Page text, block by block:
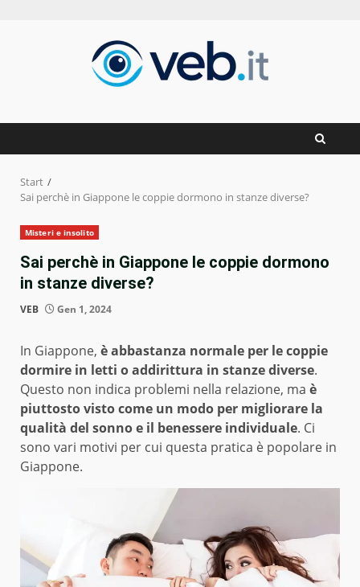
Start
Sai perchè in Giappone le coppie dormono in stanze diverse?
Misteri e insolito
Sai perchè in Giappone le coppie dormono
in stanze diverse?
VEB Gen 1, 2024
In Giappone, è abbastanza normale per le coppie
dormire in letti o addirittura in stanze diverse.
Questo non indica problemi nella relazione, ma è
piuttosto visto come un modo per migliorare la
qualità del sonno e il benessere individuale. Ci
sono vari motivi per cui questa pratica è popolare in
Giappone.